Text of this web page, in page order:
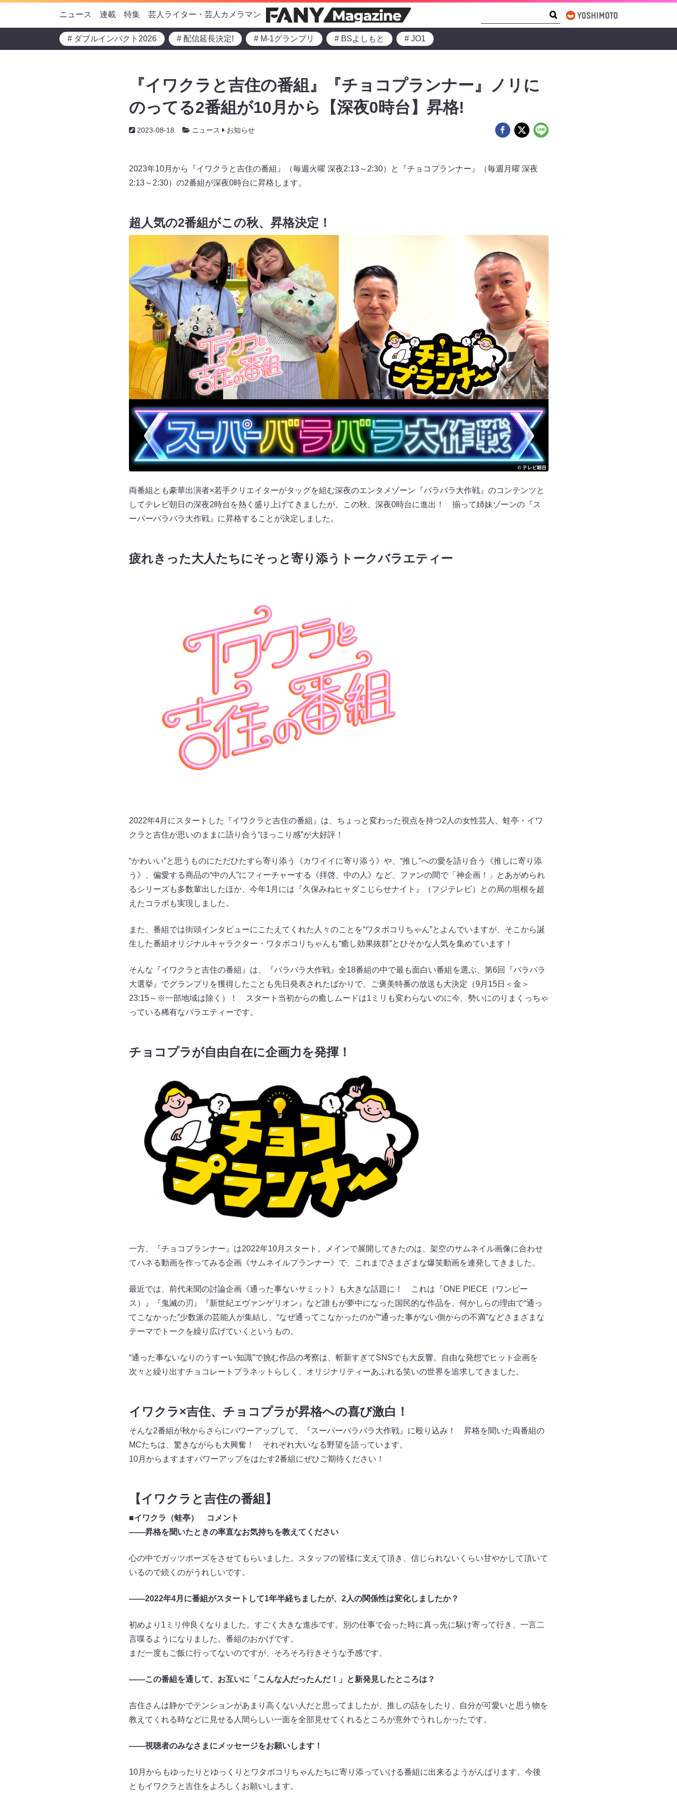
ニュース 連載 特集 芸人ライター・芸人カメラマン
# ダブルインパクト2026 # 配信延長決定! # M-1グランプリ # BSよしもと # JO1
『イワクラと吉住の番組』『チョコプランナー』ノリに
のってる2番組が10月から【深夜0時台】昇格!
2023-08-18 ニュース お知らせ
2023年10月から『イワクラと吉住の番組』（毎週火曜 深夜2:13～2:30）と『チョコプランナー』（毎週月曜 深夜
2:13～2:30）の2番組が深夜0時台に昇格します。
超人気の2番組がこの秋、昇格決定！
両番組とも豪華出演者×若手クリエイターがタッグを組む深夜のエンタメゾーン『バラバラ大作戦』のコンテンツと
してテレビ朝日の深夜2時台を熱く盛り上げてきましたが、この秋、深夜0時台に進出！ 揃って姉妹ゾーンの『ス
ーパーバラバラ大作戦』に昇格することが決定しました。
疲れきった大人たちにそっと寄り添うトークバラエティー
2022年4月にスタートした『イワクラと吉住の番組』は、ちょっと変わった視点を持つ2人の女性芸人、蛙亭・イワ
クラと吉住が思いのままに語り合う“ほっこり感”が大好評！
“かわいい”と思うものにただひたすら寄り添う《カワイイに寄り添う》や、“推し”への愛を語り合う《推しに寄り添
う》、偏愛する商品の“中の人”にフィーチャーする《拝啓、中の人》など、ファンの間で「神企画！」とあがめられ
るシリーズも多数輩出したほか、今年1月には『久保みねヒャダこじらせナイト』（フジテレビ）との局の垣根を超
えたコラボも実現しました。
また、番組では街頭インタビューにこたえてくれた人々のことを“ワタボコリちゃん”とよんでいますが、そこから誕
生した番組オリジナルキャラクター・ワタボコリちゃんも“癒し効果抜群”とひそかな人気を集めています！
そんな『イワクラと吉住の番組』は、『バラバラ大作戦』全18番組の中で最も面白い番組を選ぶ、第6回『バラバラ
大選挙』でグランプリを獲得したことも先日発表されたばかりで、ご褒美特番の放送も大決定（9月15日＜金＞
23:15～※一部地域は除く）！ スタート当初からの癒しムードは1ミリも変わらないのに今、勢いにのりまくっちゃ
っている稀有なバラエティーです。
チョコプラが自由自在に企画力を発揮！
一方、『チョコプランナー』は2022年10月スタート。メインで展開してきたのは、架空のサムネイル画像に合わせ
てハネる動画を作ってみる企画《サムネイルプランナー》で、これまでさまざまな爆笑動画を連発してきました。
最近では、前代未聞の討論企画《通った事ないサミット》も大きな話題に！ これは『ONE PIECE（ワンピー
ス）』『鬼滅の刃』『新世紀エヴァンゲリオン』など誰もが夢中になった国民的な作品を、何かしらの理由で“通っ
てこなかった”少数派の芸能人が集結し、“なぜ通ってこなかったのか”“通った事がない側からの不満”などさまざまな
テーマでトークを繰り広げていくというもの。
“通った事ないなりのうすーい知識”で挑む作品の考察は、斬新すぎてSNSでも大反響。自由な発想でヒット企画を
次々と繰り出すチョコレートプラネットらしく、オリジナリティーあふれる笑いの世界を追求してきました。
イワクラ×吉住、チョコプラが昇格への喜び激白！
そんな2番組が秋からさらにパワーアップして、『スーパーバラバラ大作戦』に殴り込み！ 昇格を聞いた両番組の
MCたちは、驚きながらも大興奮！ それぞれ大いなる野望を語っています。
10月からますますパワーアップをはたす2番組にぜひご期待ください！
【イワクラと吉住の番組】
■イワクラ（蛙亭） コメント
――昇格を聞いたときの率直なお気持ちを教えてください
心の中でガッツポーズをさせてもらいました。スタッフの皆様に支えて頂き、信じられないくらい甘やかして頂いて
いるので続くのがうれしいです。
――2022年4月に番組がスタートして1年半経ちましたが、2人の関係性は変化しましたか？
初めより1ミリ仲良くなりました。すごく大きな進歩です。別の仕事で会った時に真っ先に駆け寄って行き、一言二
言喋るようになりました。番組のおかげです。
まだ一度もご飯に行ってないのですが、そろそろ行きそうな予感です。
――この番組を通して、お互いに「こんな人だったんだ！」と新発見したところは？
吉住さんは静かでテンションがあまり高くない人だと思ってましたが、推しの話をしたり、自分が可愛いと思う物を
教えてくれる時などに見せる人間らしい一面を全部見せてくれるところが意外でうれしかったです。
――視聴者のみなさまにメッセージをお願いします！
10月からもゆったりとゆっくりとワタボコリちゃんたちに寄り添っていける番組に出来るようがんばります。今後
ともイワクラと吉住をよろしくお願いします。